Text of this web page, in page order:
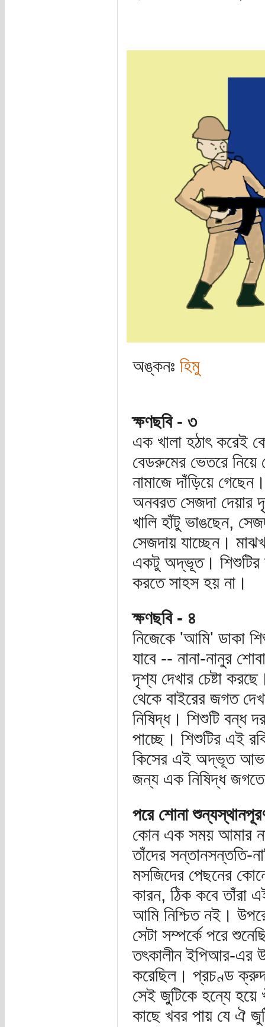
অঙ্কনঃ হিমু
ক্ষণছবি - ৩
এক খালা হঠাৎ করেই
বেডরুমের ভেতরে
নামাজে দাঁড়িয়ে
অনবরত সেজদা দেয়ার
খালি হাঁটু ভাঙছেন,
সেজদায় যাচ্ছেন।
একটু অদ্ভূত। শিশুটির
করতে সাহস হয় না।
ক্ষণছবি - ৪
নিজেকে 'আমি' ডাকা
যাবে -- নানা-নানুর
দৃশ্য দেখার চেষ্টা
থেকে বাইরের জগত
নিষিদ্ধ। শিশুটি বন্ধ
পাচ্ছে। শিশুটির এই
কিসের এই অদ্ভূত
জন্য এক নিষিদ্ধ
পরে শোনা
কোন এক সময় আমার
তাঁদের সন্তানসন্ততি-
মসজিদের পেছনের
কারন, ঠিক কবে তাঁরা
আমি নিশ্চিত নই।
সেটা সম্পর্কে পরে
তৎকালীন ইপিআর-এর
করেছিল। প্রচণ্ড
সেই জুটিকে হন্যে হয়ে
কাছে খবর পায় যে ঐ